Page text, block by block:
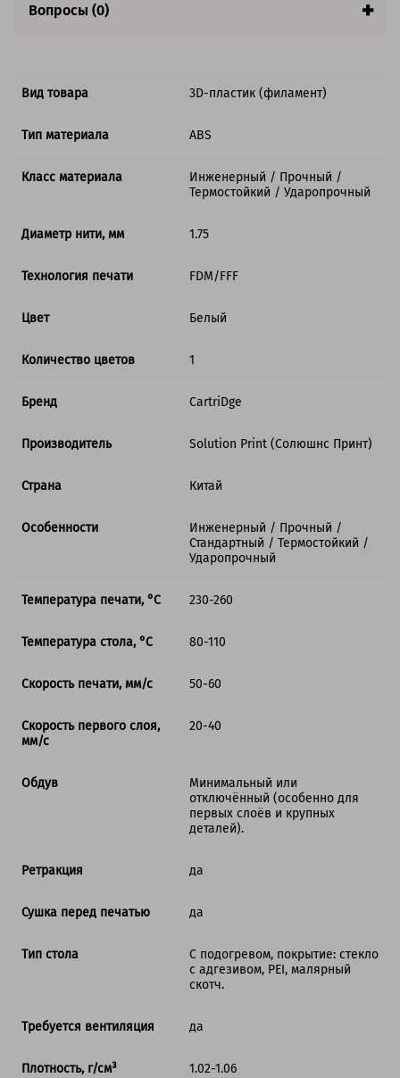
Вопросы (0)
Вид товара 3D-пластик (филамент)
Тип материала ABS
Класс материала
Инженерный / Прочный /
Термостойкий / Ударопрочный
Диаметр нити, мм 1.75
Технология печати FDM/FFF
Цвет Белый
Количество цветов 1
Бренд CartriDge
Производитель Solution Print (Солюшнс Принт)
Страна Китай
Особенности
Инженерный / Прочный /
Стандартный / Термостойкий /
Ударопрочный
Температура печати, °C 230-260
Температура стола, °C 80-110
Скорость печати, мм/с 50-60
Скорость первого слоя,
мм/с
20-40
Обдув
Минимальный или
отключённый (особенно для
первых слоёв и крупных
деталей).
Ретракция да
Сушка перед печатью да
Тип стола
С подогревом, покрытие: стекло
с адгезивом, PEI, малярный
скотч.
Требуется вентиляция да
Плотность, г/см³ 1.02-1.06